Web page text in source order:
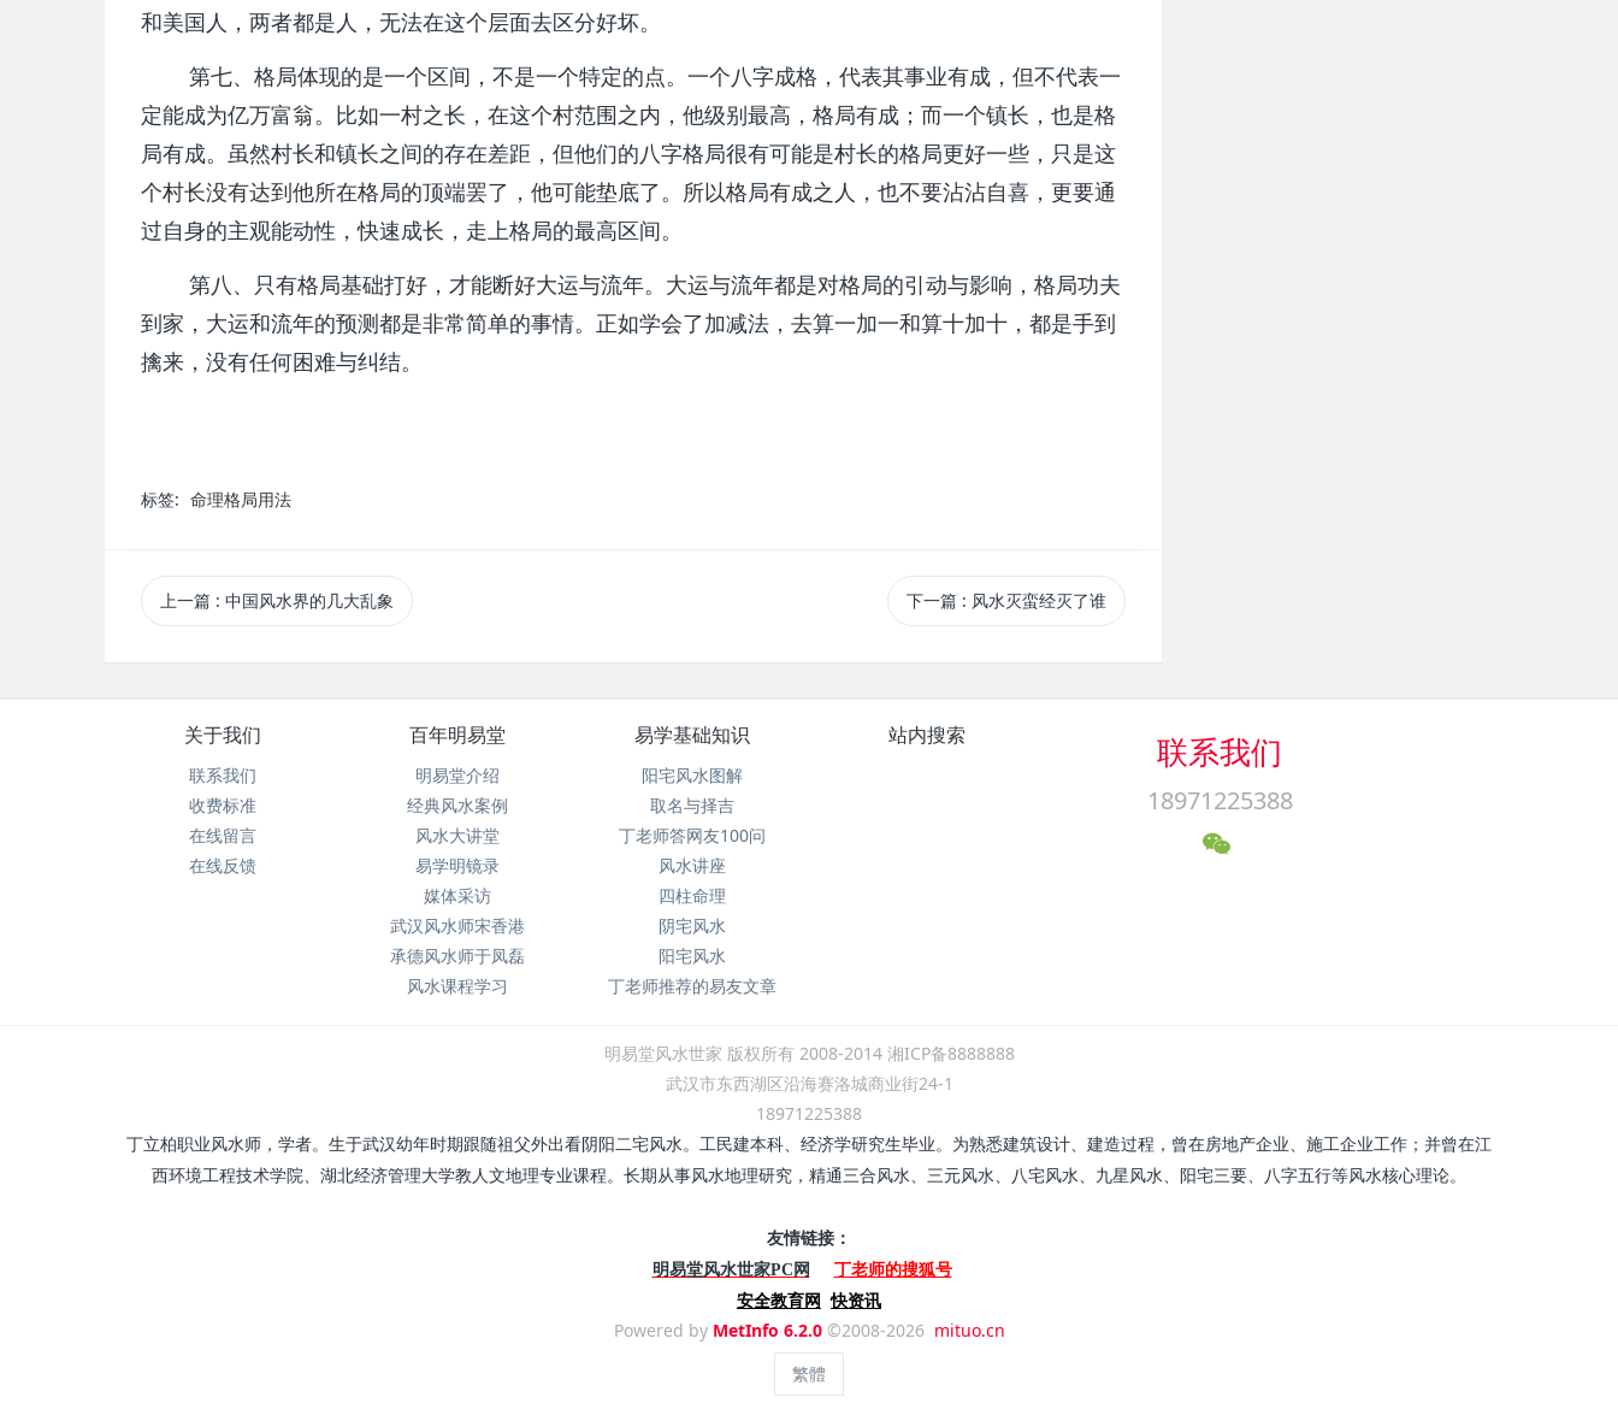
和美国人，两者都是人，无法在这个层面去区分好坏。
第七、格局体现的是一个区间，不是一个特定的点。一个八字成格，代表其事业有成，但不代表一
定能成为亿万富翁。比如一村之长，在这个村范围之内，他级别最高，格局有成；而一个镇长，也是格
局有成。虽然村长和镇长之间的存在差距，但他们的八字格局很有可能是村长的格局更好一些，只是这
个村长没有达到他所在格局的顶端罢了，他可能垫底了。所以格局有成之人，也不要沾沾自喜，更要通
过自身的主观能动性，快速成长，走上格局的最高区间。
第八、只有格局基础打好，才能断好大运与流年。大运与流年都是对格局的引动与影响，格局功夫
到家，大运和流年的预测都是非常简单的事情。正如学会了加减法，去算一加一和算十加十，都是手到
擒来，没有任何困难与纠结。
标签: 命理格局用法
上一篇 : 中国风水界的几大乱象 下一篇 : 风水灭蛮经灭了谁
关于我们
联系我们
收费标准
在线留言
在线反馈
百年明易堂
明易堂介绍
经典风水案例
风水大讲堂
易学明镜录
媒体采访
武汉风水师宋香港
承德风水师于凤磊
风水课程学习
易学基础知识
阳宅风水图解
取名与择吉
丁老师答网友100问
风水讲座
四柱命理
阴宅风水
阳宅风水
丁老师推荐的易友文章
站内搜索 联系我们
18971225388
明易堂风水世家 版权所有 2008-2014 湘ICP备8888888
武汉市东西湖区沿海赛洛城商业街24-1
18971225388
丁立柏职业风水师，学者。生于武汉幼年时期跟随祖父外出看阴阳二宅风水。工民建本科、经济学研究生毕业。为熟悉建筑设计、建造过程，曾在房地产企业、施工企业工作；并曾在江
西环境工程技术学院、湖北经济管理大学教人文地理专业课程。长期从事风水地理研究，精通三合风水、三元风水、八宅风水、九星风水、阳宅三要、八字五行等风水核心理论。
友情链接：
明易堂风水世家PC网
丁老师的搜狐号
安全教育网 快资讯
Powered by MetInfo 6.2.0©2008-2026 mituo.cn
繁體